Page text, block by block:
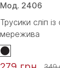
Мод. 2406
Трусики сліп
мережива